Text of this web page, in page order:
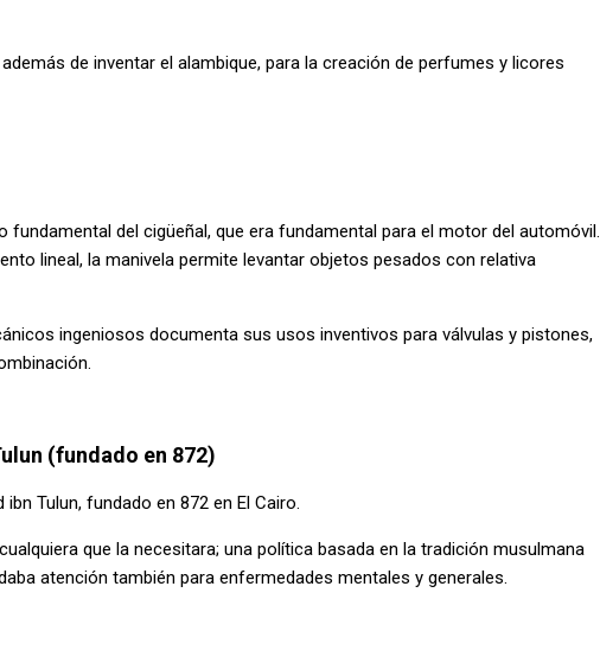
de inventar el alambique, para la creación de perfumes y licores
fundamental del cigüeñal, que era fundamental para el motor del automóvil.
lineal, la manivela permite levantar objetos pesados con relativa
ingeniosos documenta sus usos inventivos para válvulas y pistones,
(fundado en 872)
Tulun, fundado en 872 en El Cairo.
que la necesitara; una política basada en la tradición musulmana
atención también para enfermedades mentales y generales.